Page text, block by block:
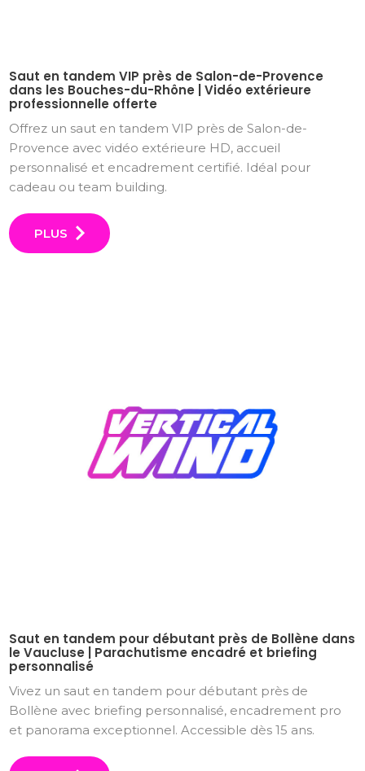
Saut en tandem VIP près de Salon-de-Provence
dans les Bouches-du-Rhône | Vidéo extérieure
professionnelle offerte
Offrez un saut en tandem VIP près de Salon-de-
Provence avec vidéo extérieure HD, accueil
personnalisé et encadrement certifié. Idéal pour
cadeau ou team building.
PLUS
Saut en tandem pour débutant près de Bollène dans
le Vaucluse | Parachutisme encadré et briefing
personnalisé
Vivez un saut en tandem pour débutant près de
Bollène avec briefing personnalisé, encadrement pro
et panorama exceptionnel. Accessible dès 15 ans.